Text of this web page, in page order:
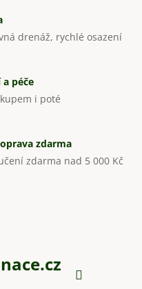
drenáž, rychlé osazení
péče
i poté
zdarma
zdarma nad 5 000 Kč